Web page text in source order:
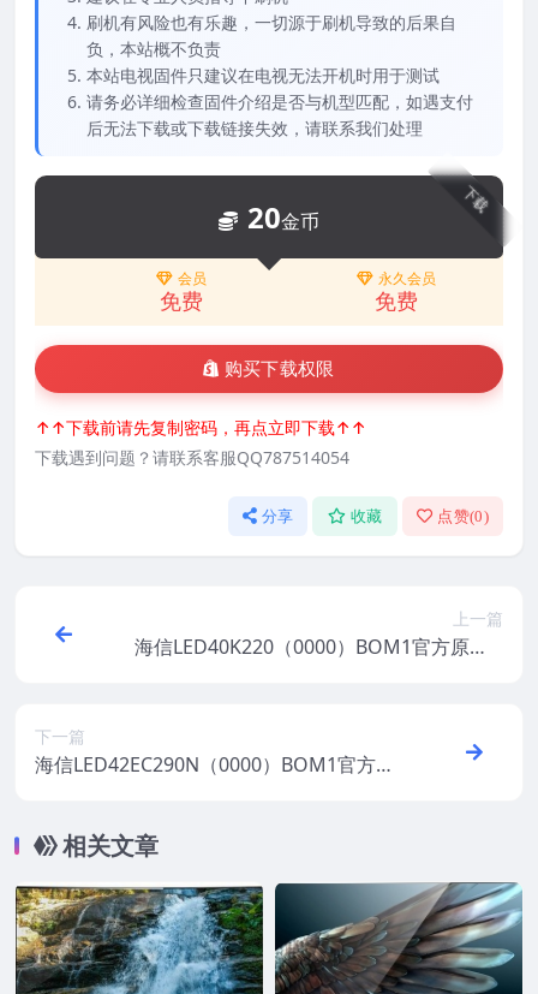
刷机有风险也有乐趣，一切源于刷机导致的后果自
负，本站概不负责
本站电视固件只建议在电视无法开机时用于测试
请务必详细检查固件介绍是否与机型匹配，如遇支付
后无法下载或下载链接失效，请联系我们处理
下载
20金币
会员
免费
永久会员
免费
购买下载权限
↑↑下载前请先复制密码，再点立即下载↑↑
下载遇到问题？请联系客服QQ787514054
分享 收藏 点赞(0)
上一篇
海信LED40K220（0000）BOM1官方原厂U
下一篇
海信LED42EC290N（0000）BOM1官方原
相关文章